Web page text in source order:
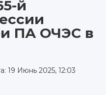
й
ПА ОЧЭС в
19 Июнь 2025, 12:03